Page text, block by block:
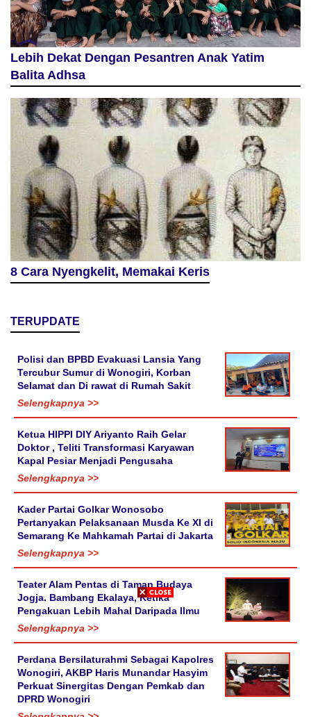
Lebih Dekat Dengan Pesantren Anak Yatim
Balita Adhsa
8 Cara Nyengkelit, Memakai Keris
TERUPDATE
Polisi dan BPBD Evakuasi Lansia Yang
Tercubur Sumur di Wonogiri, Korban
Selamat dan Di rawat di Rumah Sakit
Selengkapnya >>
Ketua HIPPI DIY Ariyanto Raih Gelar
Doktor , Teliti Transformasi Karyawan
Kapal Pesiar Menjadi Pengusaha
Selengkapnya >>
Kader Partai Golkar Wonosobo
Pertanyakan Pelaksanaan Musda Ke XI di
Semarang Ke Mahkamah Partai di Jakarta
Selengkapnya >>
Teater Alam Pentas di Taman Budaya
Jogja. Bambang Ekalaya, Ketika
Pengakuan Lebih Mahal Daripada Ilmu
Selengkapnya >>
Perdana Bersilaturahmi Sebagai Kapolres
Wonogiri, AKBP Haris Munandar Hasyim
Perkuat Sinergitas Dengan Pemkab dan
DPRD Wonogiri